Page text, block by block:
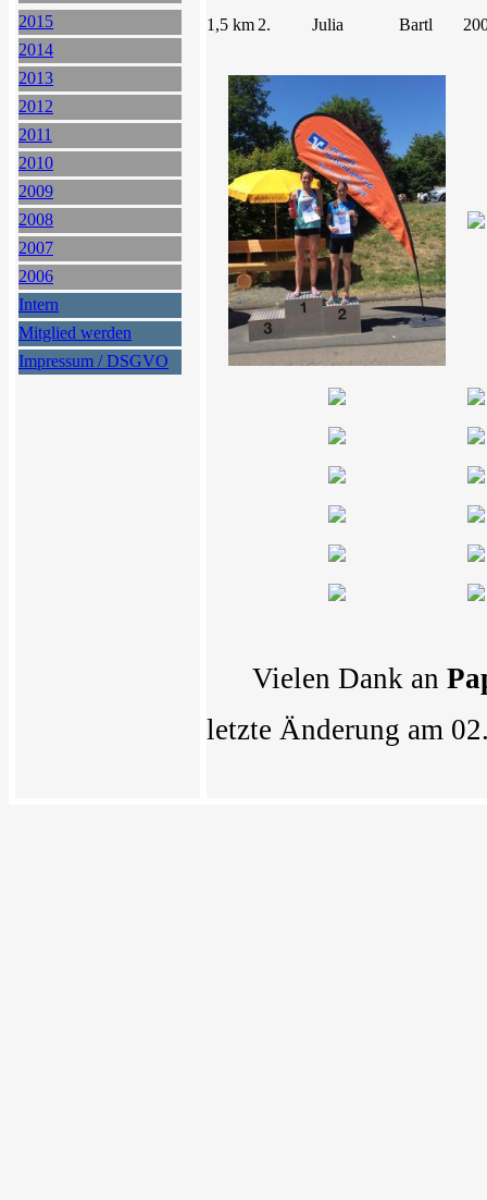
2015
2014
2013
2012
2011
2010
2009
2008
2007
2006
Intern
Mitglied werden
Impressum / DSGVO
1,5 km 2. Julia Bartl
Vielen Dank an
letzte Änderung am